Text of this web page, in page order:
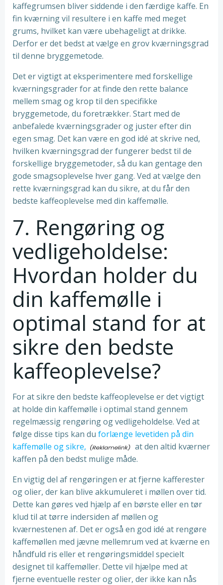
kaffegrumsen bliver siddende i den færdige kaffe. En
fin kværning vil resultere i en kaffe med meget
grums, hvilket kan være ubehageligt at drikke.
Derfor er det bedst at vælge en grov kværningsgrad
til denne bryggemetode.
Det er vigtigt at eksperimentere med forskellige
kværningsgrader for at finde den rette balance
mellem smag og krop til den specifikke
bryggemetode, du foretrækker. Start med de
anbefalede kværningsgrader og juster efter din
egen smag. Det kan være en god idé at skrive ned,
hvilken kværningsgrad der fungerer bedst til de
forskellige bryggemetoder, så du kan gentage den
gode smagsoplevelse hver gang. Ved at vælge den
rette kværningsgrad kan du sikre, at du får den
bedste kaffeoplevelse med din kaffemølle.
7. Rengøring og
vedligeholdelse:
Hvordan holder du
din kaffemølle i
optimal stand for at
sikre den bedste
kaffeoplevelse?
For at sikre den bedste kaffeoplevelse er det vigtigt
at holde din kaffemølle i optimal stand gennem
regelmæssig rengøring og vedligeholdelse. Ved at
følge disse tips kan du forlænge levetiden på din
kaffemølle og sikre,
at den altid kværner
kaffen på den bedst mulige måde.
En vigtig del af rengøringen er at fjerne kafferester
og olier, der kan blive akkumuleret i møllen over tid.
Dette kan gøres ved hjælp af en børste eller en tør
klud til at tørre indersiden af møllen og
kværnestenen af. Det er også en god idé at rengøre
kaffemøllen med jævne mellemrum ved at kværne en
håndfuld ris eller et rengøringsmiddel specielt
designet til kaffemøller. Dette vil hjælpe med at
fjerne eventuelle rester og olier, der ikke kan nås